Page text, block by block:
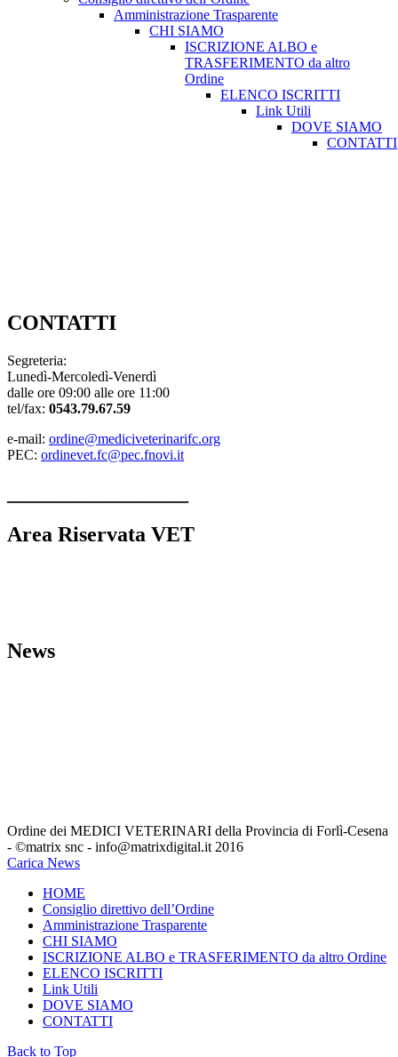
Amministrazione Trasparente
CHI SIAMO
ISCRIZIONE ALBO e
TRASFERIMENTO da altro
Ordine
ELENCO ISCRITTI
Link Utili
DOVE SIAMO
CONTATTI
CONTATTI
Segreteria:
Lunedì-Mercoledì-Venerdì
dalle ore 09:00 alle ore 11:00
tel/fax: 0543.79.67.59
e-mail: ordine@mediciveterinarifc.org
PEC: ordinevet.fc@pec.fnovi.it
Area Riservata VET
News
Ordine dei MEDICI VETERINARI della Provincia di Forlì-Cesena
- ©matrix snc - info@matrixdigital.it 2016
Carica News
HOME
Consiglio direttivo dell’Ordine
Amministrazione Trasparente
CHI SIAMO
ISCRIZIONE ALBO e TRASFERIMENTO da altro Ordine
ELENCO ISCRITTI
Link Utili
DOVE SIAMO
CONTATTI
Back to Top